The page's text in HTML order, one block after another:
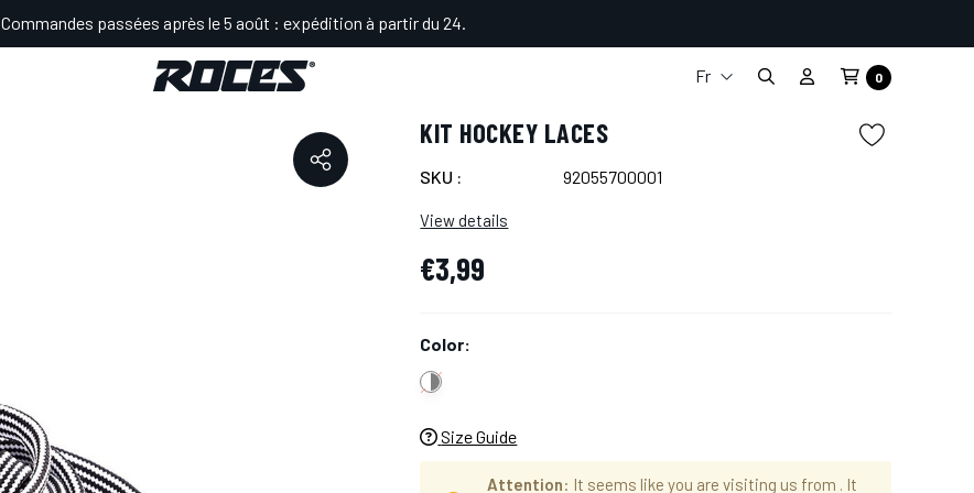
Commandes passées après le 5 août : expédition à partir du 24.
Fr
0
KIT HOCKEY LACES
SKU : 92055700001
View details
€3,99
Color:
Size Guide
Attention: It seems like you are visiting us from . It